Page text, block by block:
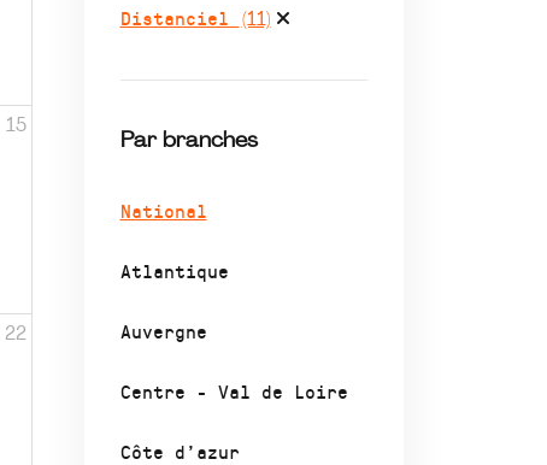
Distanciel (11)
Par branches
National
Atlantique
Auvergne
Centre - Val de Loire
Côte d’azur
15
22